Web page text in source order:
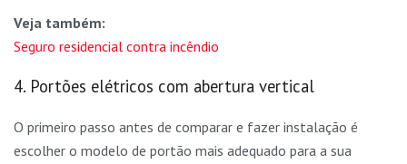
Veja também:
Seguro residencial contra incêndio
4. Portões elétricos com abertura vertical
O primeiro passo antes de comparar e fazer instalação é
escolher o modelo de portão mais adequado para a sua